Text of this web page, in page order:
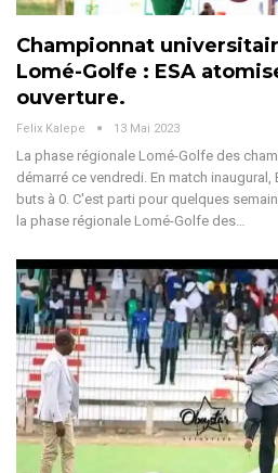
Championnat
Lomé-Golfe : ESA
ouverture.
Felix Kalepe 13 Mai 2023
La phase régionale Lomé-Golfe des
démarré ce vendredi. En match inaugural,
buts à 0. C'est parti pour quelques
la phase régionale Lomé-Golfe des…